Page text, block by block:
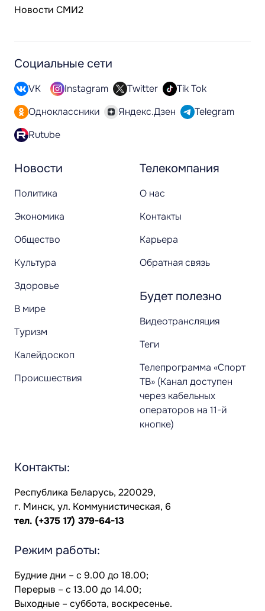
Новости СМИ2
Новости
Политика
Экономика
Общество
Культура
Здоровье
В мире
Туризм
Калейдоскоп
Происшествия
Телекомпания
О нас
Контакты
Карьера
Обратная связь
Будет полезно
Видеотрансляция
Теги
Телепрограмма «Спорт
ТВ» (Канал доступен
через кабельных
операторов на 11-й
кнопке)
Социальные сети
VK Instagram Twitter
Tik Tok
Одноклассники
Яндекс.Дзен
Telegram
Rutube
Контакты:
Республика Беларусь, 220029,
г. Минск, ул. Коммунистическая, 6
тел. (+375 17) 379-64-13
Режим работы:
Будние дни – с 9.00 до 18.00;
Перерыв – с 13.00 до 14.00;
Выходные – суббота, воскресенье.